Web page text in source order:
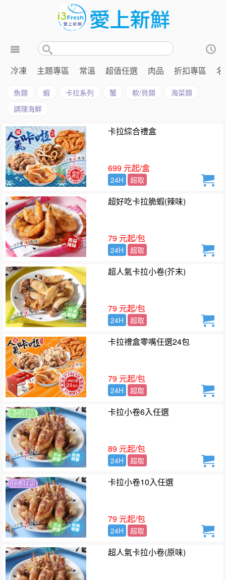
冷凍 主題專區 常溫 超值任選 肉品 折扣專區
魚類 蝦 卡拉系列 蟹 軟/貝類
海菜類
調理海鮮
卡拉綜合禮盒
699 元起/盒
24H 超取
超好吃卡拉脆蝦(辣味)
79 元起/包
24H 超取
超人氣卡拉小卷(芥末)
79 元起/包
24H 超取
卡拉禮盒零嘴任選24包
79 元起/包
24H 超取
卡拉小卷6入任選
89 元起/包
24H 超取
卡拉小卷10入任選
79 元起/包
24H 超取
超人氣卡拉小卷(原味)